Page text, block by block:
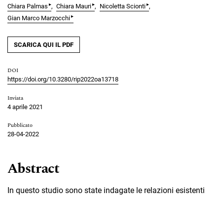
Chiara Palmas ▸ Chiara Mauri▸ Nicoletta Scionti▸
Gian Marco Marzocchi▸
SCARICA QUI IL PDF
DOI
https://doi.org/10.3280/rip2022oa13718
Inviata
4 aprile 2021
Pubblicato
28-04-2022
Abstract
In questo studio sono state indagate le relazioni esistenti